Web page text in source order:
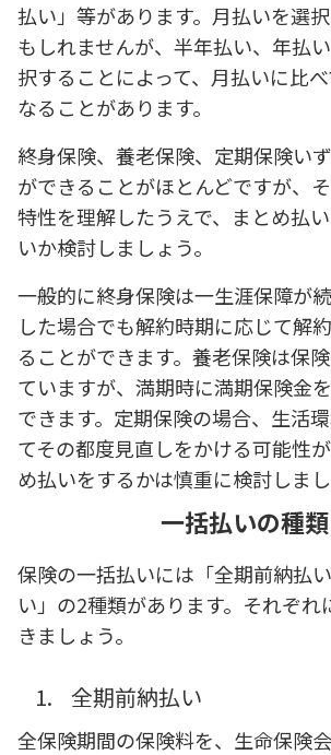
払い」等があります。月払いを選
もしれませんが、半年払い、年払
択することによって、月払いに比
なることがあります。
終身保険、養老保険、定期保険い
ができることがほとんどですが、
特性を理解したうえで、まとめ払
いか検討しましょう。
一般的に終身保険は一生涯保障が
した場合でも解約時期に応じて解
ることができます。養老保険は保
ていますが、満期時に満期保険金
できます。定期保険の場合、生活
てその都度見直しをかける可能性
め払いをするかは慎重に検討しまし
一括払いの種類
保険の一括払いには「全期前納払
い」の2種類があります。それぞれ
きましょう。
1. 全期前納払い
全保険期間の保険料を、生命保険